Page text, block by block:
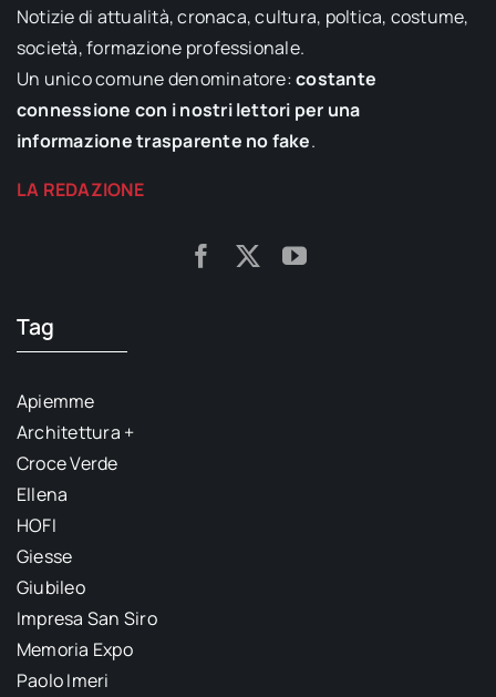
Notizie di attualità, cronaca, cultura, poltica, costume,
società, formazione professionale.
Un unico comune denominatore:costante
connessione con i nostri lettori per una
informazione trasparente no fake.
LA REDAZIONE
Tag
Apiemme
Architettura +
Croce Verde
Ellena
HOFI
Giesse
Giubileo
Impresa San Siro
Memoria Expo
Paolo Imeri